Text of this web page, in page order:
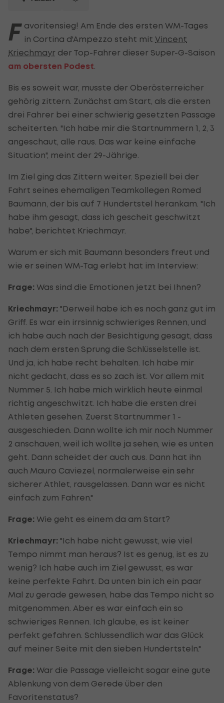
F avoritensieg! Am Ende des ersten WM-Tages
in Cortina d'Ampezzo steht mit Vincent
Kriechmayr der Top-Fahrer dieser Super-G-Saison
am obersten Podest
Bis es soweit war, musste der Oberösterreicher
gehörig zittern. Zunächst am Start, als die ersten
drei Fahrer bei einer schwierig gesetzten Passage
scheiterten. "Ich habe mir die Startnummern 1, 2, 3
angeschaut, alle raus. Das war keine einfache
Situation", meint der 29-Jährige.
Im Ziel ging das Zittern weiter. Speziell bei der
Fahrt seines ehemaligen Teamkollegen Romed
Baumann, der bis auf 7 Hundertstel herankam. "Ich
habe ihm gesagt, dass ich gescheit geschwitzt
habe", berichtet Kriechmayr.
Warum er sich mit Baumann besonders freut und
wie er seinen WM-Tag erlebt hat im Interview:
Frage: Was sind die Emotionen jetzt bei Ihnen?
Kriechmayr: "Derweil habe ich es noch ganz gut im
Griff. Es war ein irrsinnig schwieriges Rennen, und
ich habe auch nach der Besichtigung gesagt, dass
nach dem ersten Sprung die Schlüsselstelle ist.
Und ja, ich habe recht behalten. Ich habe mir
nicht gedacht, dass es so zach ist. Vor allem mit
Nummer 5. Ich habe mich wirklich heute einmal
richtig angeschwitzt. Ich habe die ersten drei
Athleten gesehen. Zuerst Startnummer 1 -
ausgeschieden. Dann wollte ich mir noch Nummer
2 anschauen, weil ich wollte ja sehen, wie es unten
geht. Dann scheidet der auch aus. Dann hat ihn
auch Mauro Caviezel, normalerweise ein sehr
sicherer Athlet, rausgelassen. Dann war es nicht
einfach zum Fahren."
Frage: Wie geht es einem da am Start?
Kriechmayr: "Ich habe nicht gewusst, wie viel
Tempo nimmt man heraus? Ist es genug, ist es zu
wenig? Ich habe auch im Ziel gewusst, es war
keine perfekte Fahrt. Da unten bin ich ein paar
Mal zu gerade gewesen, habe das Tempo nicht so
mitgenommen. Aber es war einfach ein so
schwieriges Rennen. Ich glaube, es ist keiner
perfekt gefahren. Schlussendlich war das Glück
auf meiner Seite mit den sieben Hundertsteln."
Frage: War die Passage vielleicht sogar eine gute
Ablenkung von dem Gerede über den
Favoritenstatus?